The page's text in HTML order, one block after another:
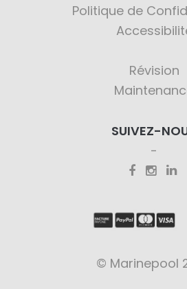
Politique de
Révision
SUIVEZ-
© Marinepool